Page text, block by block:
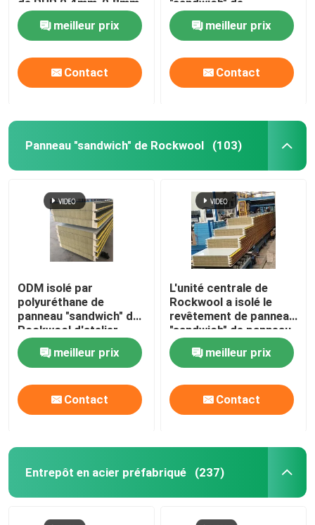
meilleur prix
Contact
polyuréthane de RAL
PIR PURmeilleur prix
Contact
Panneau "sandwich" de Rockwool (103)
ODM isolé par
polyuréthane de
panneau "sandwich" de
Rockwool d'atelier
d'entrepôt
meilleur prix
Contact
L'unité centrale de
Rockwool a isolé le
revêtement de panneau
"sandwich" de panneau
pour le toit et le mur
meilleur prix
Contact
Entrepôt en acier préfabriqué (237)